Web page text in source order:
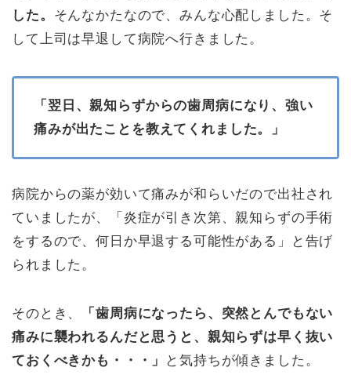
した。 そんなかたなので、みんな心配しました。そ
して上司は早退して病院へ行きました。
「翌日、親知らずからの歯周病になり、強い
痛みが出たことを教えてくれました。」
病院からの薬が効いて痛みが和らいだので出社され
ていましたが、「炎症が引き次第、親知らずの手術
をするので、何日か早退する可能性がある」と告げ
られました。
そのとき、
「歯周病になったら、突然とんでもない
痛みに襲われるんだと思うと、親知らずは早く抜い
ておくべきかも・・・」
と気持ちが傾きました。